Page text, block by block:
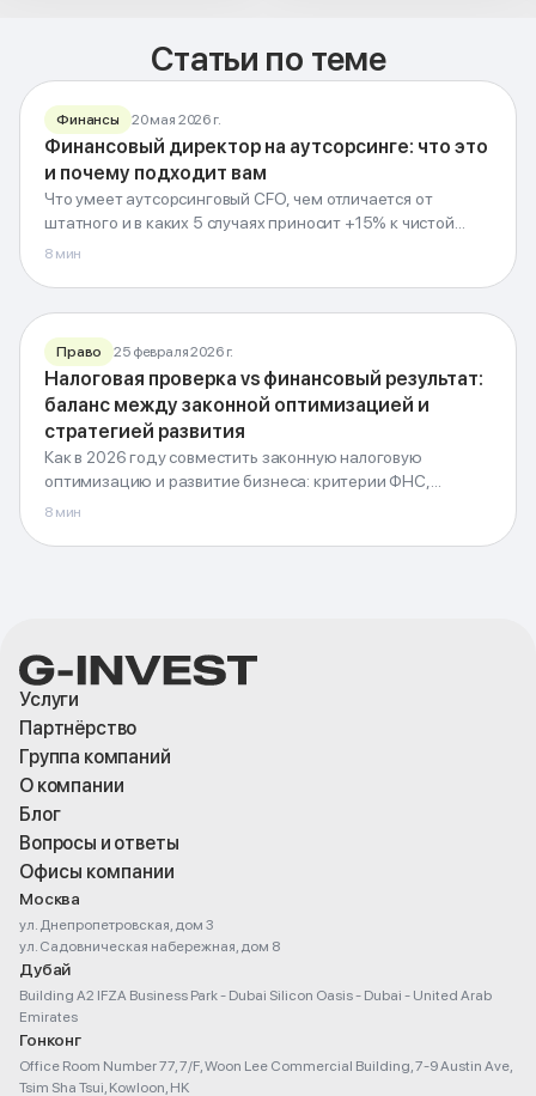
Статьи по теме
₽
CFO
на аутсорсинге
G-Invest · Блог
Финансы 20 мая 2026 г.
Финансовый директор на аутсорсинге: что это
и почему подходит вам
Что умеет аутсорсинговый CFO, чем отличается от
штатного и в каких 5 случаях приносит +15% к чистой
прибыли.
8 мин
Налоги и
финрезультат
Баланс оптимизации и безопасности · 2026
Право 25 февраля 2026 г.
Налоговая проверка vs финансовый результат:
баланс между законной оптимизацией и
стратегией развития
Как в 2026 году совместить законную налоговую
оптимизацию и развитие бизнеса: критерии ФНС,
безопасные инструменты, учётная политика.
8 мин
Услуги
Партнёрство
Группа компаний
О компании
Блог
Вопросы и ответы
Офисы компании
Москва
ул. Днепропетровская, дом 3
ул. Садовническая набережная, дом 8
Дубай
Building A2 IFZA Business Park - Dubai Silicon Oasis - Dubai - United Arab
Emirates
Гонконг
Office Room Number 77, 7/F, Woon Lee Commercial Building, 7-9 Austin Ave,
Tsim Sha Tsui, Kowloon, HK